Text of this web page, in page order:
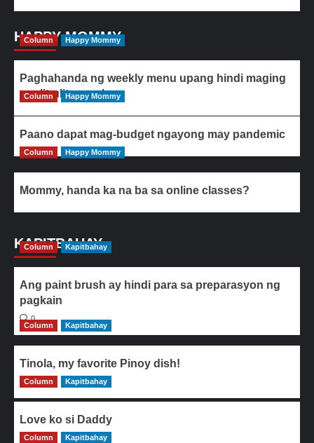
HAPPY MOMMY
Column Happy Mommy
Paghahanda ng weekly menu upang hindi maging
paulit-ulit ang ulam
Column Happy Mommy
Paano dapat mag-budget ngayong may pandemic
Column Happy Mommy
Mommy, handa ka na ba sa online classes?
KAPITBAHAY
Column Kapitbahay
Ang paint brush ay hindi para sa preparasyon ng
pagkain
0
Column
Kapitbahay
Tinola, my favorite Pinoy dish!
0
Column Kapitbahay
Love ko si Daddy
0
Column Kapitbahay